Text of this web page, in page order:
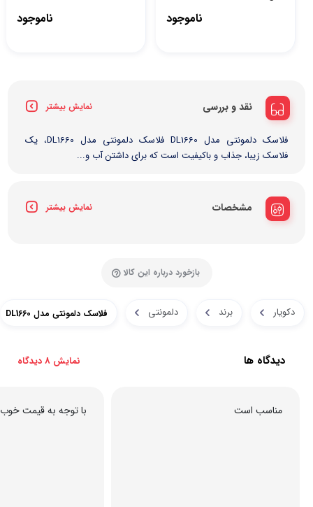
ناموجود ناموجود
نقد و بررسی نمایش بیشتر
فلاسک دلمونتی مدل DL1660 فلاسک دلمونتی مدل DL1660، یک
فلاسک زیبا، جذاب و باکیفیت است که برای داشتن آب و...
مشخصات نمایش بیشتر
بازخورد درباره این کالا
دکویار برند دلمونتی فلاسک دلمونتی مدل DL1660
دیدگاه ها نمایش 8 دیدگاه
مناسب است با توجه به قیمت